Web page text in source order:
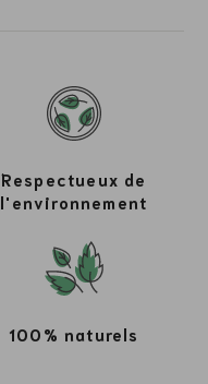
Respectueux de
l'environnement
100% naturels